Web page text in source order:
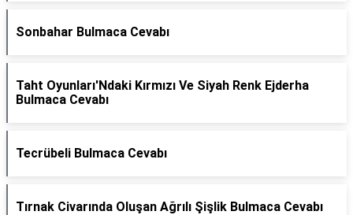
Sonbahar Bulmaca Cevabı
Taht Oyunları'Ndaki Kırmızı Ve Siyah Renk Ejderha
Bulmaca Cevabı
Tecrübeli Bulmaca Cevabı
Tırnak Civarında Oluşan Ağrılı Şişlik Bulmaca Cevabı